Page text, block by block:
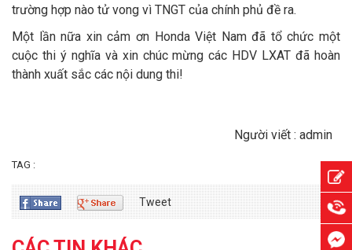
trường hợp nào tử vong vì TNGT của chính phủ đề ra.
Một lần nữa xin cảm ơn Honda Việt Nam đã tổ chức một
cuộc thi ý nghĩa và xin chúc mừng các HDV LXAT đã hoàn
thành xuất sắc các nội dung thi!
Người viết : admin
TAG :
Tweet